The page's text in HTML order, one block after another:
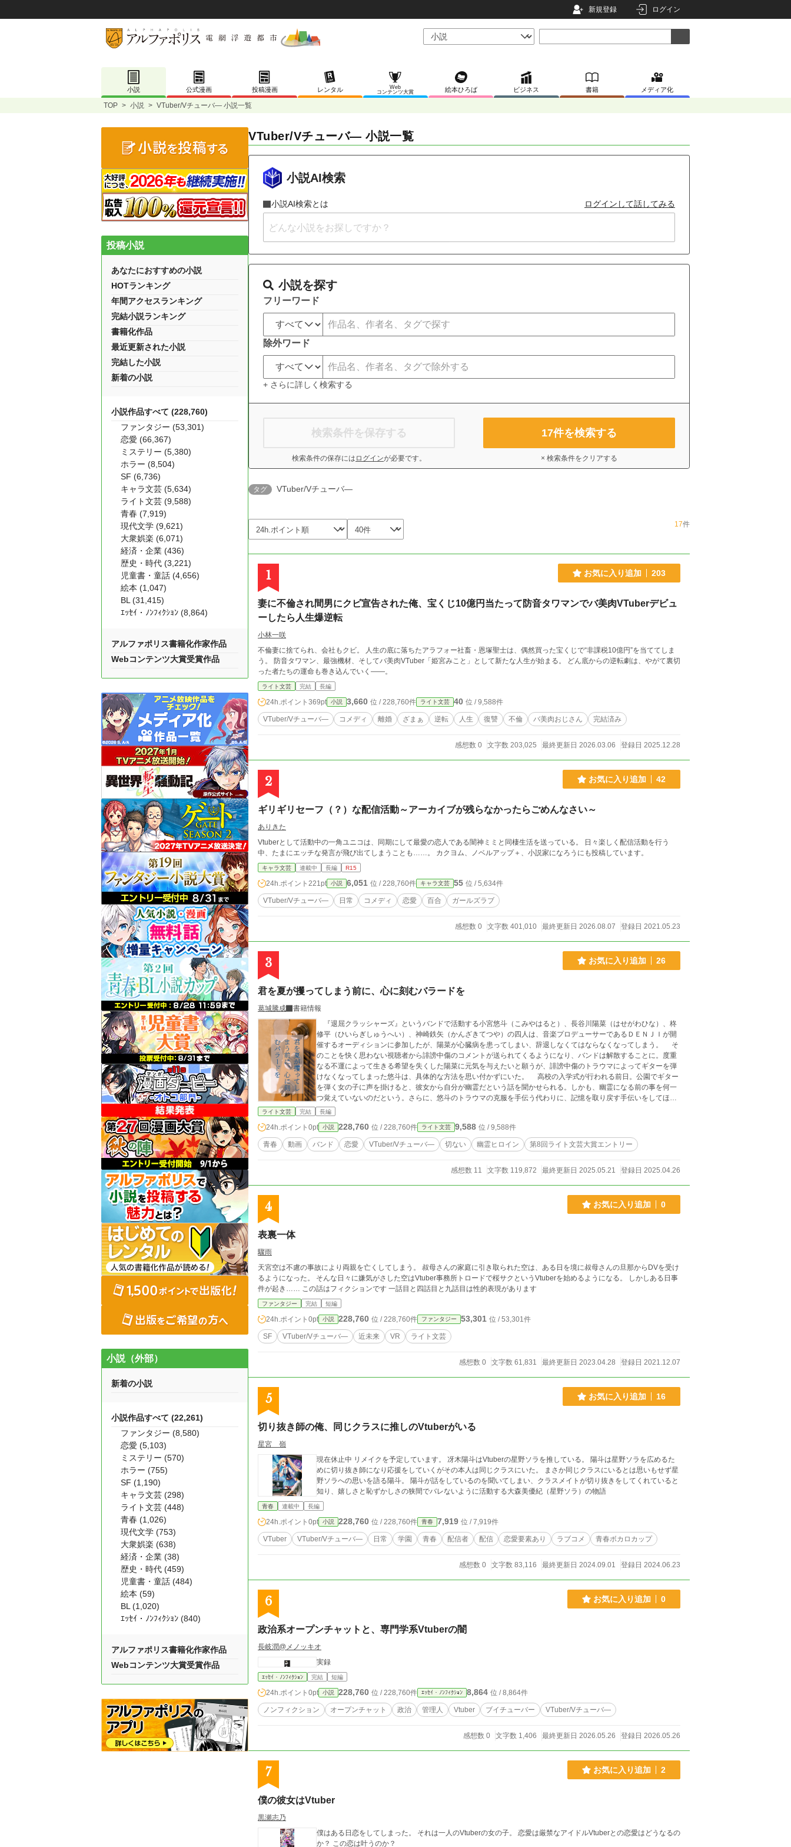
新規登録 ログイン
小説 公式漫画 投稿漫画 レンタル
Web
コンテンツ大賞
絵本ひろば ビジネス 書籍 メディア化
TOP > 小説 > VTuber/Vチューバ― 小説一覧
VTuber/Vチューバ― 小説一覧
小説AI検索
小説AI検索とは ログインして話してみる
小説を探す
フリーワード
除外ワード
+ さらに詳しく検索する
検索条件を保存する
検索条件の保存には ログインが必要です。
17件を検索する
× 検索条件をクリアする
タグ VTuber/Vチューバ―
17件
1 お気に入り追加 203
妻に不倫され間男にクビ宣告された俺、宝くじ10億円当たって防音タワマンでバ美肉VTuberデビュ
ーしたら人生爆逆転
小林一咲
不倫妻に捨てられ、会社もクビ。 人生の底に落ちたアラフォー社畜・恩塚聖士は、偶然買った宝くじで“非課税10億円”を当ててしま
う。 防音タワマン、最強機材、そしてバ美肉VTuber「姫宮みこと」として新たな人生が始まる。 どん底からの逆転劇は、やがて裏切
った者たちの運命も巻き込んでいく――。
ライト文芸 完結 長編
24h.ポイント 369pt 小説 3,660 位 / 228,760件 ライト文芸 40 位 / 9,588件
VTuber/Vチューバ― コメディ 離婚 ざまぁ 逆転 人生 復讐 不倫 バ美肉おじさん 完結済み
感想数 0 文字数 203,025 最終更新日 2026.03.06 登録日 2025.12.28
2 お気に入り追加 42
ギリギリセーフ（？）な配信活動～アーカイブが残らなかったらごめんなさい～
ありきた
Vtuberとして活動中の一角ユニコは、同期にして最愛の恋人である闇神ミミと同棲生活を送っている。 日々楽しく配信活動を行う
中、たまにエッチな発言が飛び出てしまうことも……。 カクヨム、ノベルアップ＋、小説家になろうにも投稿しています。
キャラ文芸 連載中 長編 R15
24h.ポイント 221pt 小説 6,051 位 / 228,760件 キャラ文芸 55 位 / 5,634件
VTuber/Vチューバ― 日常 コメディ 恋愛 百合 ガールズラブ
感想数 0 文字数 401,010 最終更新日 2026.08.07 登録日 2021.05.23
3 お気に入り追加 26
君を夏が攫ってしまう前に、心に刻むバラードを
葛城騰成
書籍情報
『退屈クラッシャーズ』というバンドで活動する小宮悠斗（こみやはると）、長谷川陽菜（はせがわひな）、柊
修平（ひいらぎしゅうへい）、神崎鉄矢（かんざきてつや）の四人は、音楽プロデューサーであるＤＥＮＪＩが開
催するオーディションに参加したが、陽菜が心臓病を患ってしまい、辞退しなくてはならなくなってしまう。 そ
のことを快く思わない視聴者から誹謗中傷のコメントが送られてくるようになり、バンドは解散することに。度重
なる不運によって生きる希望を失くした陽菜に元気を与えたいと願うが、誹謗中傷のトラウマによってギターを弾
けなくなってしまった悠斗は、具体的な方法を思い付かずにいた。 高校の入学式が行われる前日。公園でギター
を弾く女の子に声を掛けると、彼女から自分が幽霊だという話を聞かせられる。しかも、幽霊になる前の事を何一
つ覚えていないのだという。さらに、悠斗のトラウマの克服を手伝う代わりに、記憶を取り戻す手伝いをしてほし
ライト文芸 完結 長編
24h.ポイント 0pt 小説 228,760 位 / 228,760件 ライト文芸 9,588 位 / 9,588件
青春 動画 バンド 恋愛 VTuber/Vチューバ― 切ない 幽霊ヒロイン 第8回ライト文芸大賞エントリー
感想数 11 文字数 119,872 最終更新日 2025.05.21 登録日 2025.04.26
4 お気に入り追加 0
表裏一体
驟雨
天宮空は不慮の事故により両親を亡くしてしまう。 叔母さんの家庭に引き取られた空は、ある日を境に叔母さんの旦那からDVを受け
るようになった。 そんな日々に嫌気がさした空はVtuber事務所トロードで桜サクというVtuberを始めるようになる。 しかしある日事
件が起き…… この話はフィクションです 一話目と四話目と九話目は性的表現があります
ファンタジー 完結 短編
24h.ポイント 0pt 小説 228,760 位 / 228,760件 ファンタジー 53,301 位 / 53,301件
SF VTuber/Vチューバ― 近未来 VR ライト文芸
感想数 0 文字数 61,831 最終更新日 2023.04.28 登録日 2021.12.07
5 お気に入り追加 16
切り抜き師の俺、同じクラスに推しのVtuberがいる
星宮 嶺
現在休止中 リメイクを予定しています。 冴木陽斗はVtuberの星野ソラを推している。 陽斗は星野ソラを広めるた
めに切り抜き師になり応援をしていくがその本人は同じクラスにいた。 まさか同じクラスにいるとは思いもせず星
野ソラへの思いを語る陽斗。 陽斗が話をしているのを聞いてしまい、クラスメイトが切り抜きをしてくれていると
知り、嬉しさと恥ずかしさの狭間でバレないように活動する大森美優紀（星野ソラ）の物語
青春 連載中 長編
24h.ポイント 0pt 小説 228,760 位 / 228,760件 青春 7,919 位 / 7,919件
VTuber VTuber/Vチューバ― 日常 学園 青春 配信者 配信 恋愛要素あり ラブコメ 青春ボカロカップ
感想数 0 文字数 83,116 最終更新日 2024.09.01 登録日 2024.06.23
6 お気に入り追加 0
政治系オープンチャットと、専門学系Vtuberの闇
長岐潤@メノッキオ
実録
ｴｯｾｲ・ﾉﾝﾌｨｸｼｮﾝ 完結 短編
24h.ポイント 0pt 小説 228,760 位 / 228,760件 ｴｯｾｲ・ﾉﾝﾌｨｸｼｮﾝ 8,864 位 / 8,864件
ノンフィクション オープンチャット 政治 管理人 Vtuber ブイチューバー VTuber/Vチューバ―
感想数 0 文字数 1,406 最終更新日 2026.05.26 登録日 2026.05.26
7 お気に入り追加 2
僕の彼女はVtuber
黒瀬志乃
僕はある日恋をしてしまった。 それは一人のVtuberの女の子。 恋愛は厳禁なアイドルVtuberとの恋愛はどうなるの
か？ この恋は叶うのか？
投稿小説
あなたにおすすめの小説
HOTランキング
年間アクセスランキング
完結小説ランキング
書籍化作品
最近更新された小説
完結した小説
新着の小説
小説作品すべて (228,760)
ファンタジー (53,301)
恋愛 (66,367)
ミステリー (5,380)
ホラー (8,504)
SF (6,736)
キャラ文芸 (5,634)
ライト文芸 (9,588)
青春 (7,919)
現代文学 (9,621)
大衆娯楽 (6,071)
経済・企業 (436)
歴史・時代 (3,221)
児童書・童話 (4,656)
絵本 (1,047)
BL (31,415)
ｴｯｾｲ・ﾉﾝﾌｨｸｼｮﾝ (8,864)
アルファポリス書籍化作家作品
Webコンテンツ大賞受賞作品
小説（外部）
新着の小説
小説作品すべて (22,261)
ファンタジー (8,580)
恋愛 (5,103)
ミステリー (570)
ホラー (755)
SF (1,190)
キャラ文芸 (298)
ライト文芸 (448)
青春 (1,026)
現代文学 (753)
大衆娯楽 (638)
経済・企業 (38)
歴史・時代 (459)
児童書・童話 (484)
絵本 (59)
BL (1,020)
ｴｯｾｲ・ﾉﾝﾌｨｸｼｮﾝ (840)
アルファポリス書籍化作家作品
Webコンテンツ大賞受賞作品